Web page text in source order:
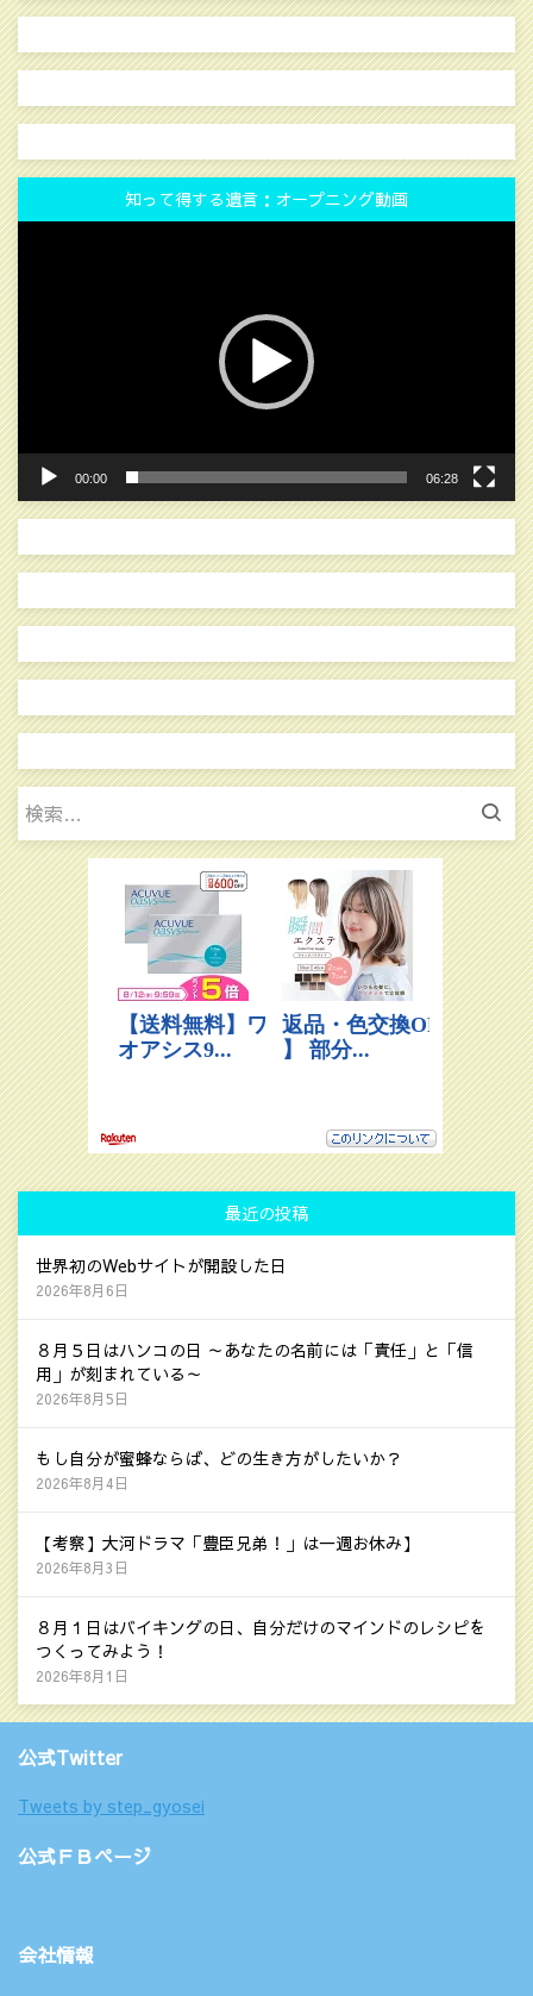
知って得する遺言：オープニング動画
動
画
プ
レ
ー
ヤ
ー
00:00 06:28
検
索:
最近の投稿
世界初のWebサイトが開設した日
2026年8月6日
８月５日はハンコの日 ～あなたの名前には「責任」と「信
用」が刻まれている～
2026年8月5日
もし自分が蜜蜂ならば、どの生き方がしたいか？
2026年8月4日
【考察】大河ドラマ「豊臣兄弟！」は一週お休み】
2026年8月3日
８月１日はバイキングの日、自分だけのマインドのレシピを
つくってみよう！
2026年8月1日
公式Twitter
Tweets by step_gyosei
公式ＦＢページ
会社情報